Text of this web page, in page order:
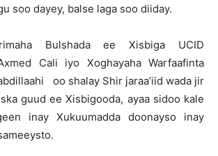
soo dayey, balse laga soo diiday.
Bulshada ee Xisbiga UCID
Cali iyo Xoghayaha Warfaafinta
oo shalay Shir jaraa’iid wada jir
guud ee Xisbigooda, ayaa sidoo kale
inay Xukuumadda doonayso inay